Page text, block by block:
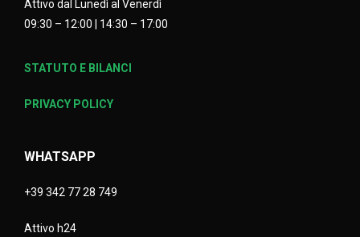
Attivo dal Lunedì al Venerdì
09:30 – 12:00 | 14:30 – 17:00
STATUTO E BILANCI
PRIVACY POLICY
WHATSAPP
+39 342 77 28 749
Attivo h24